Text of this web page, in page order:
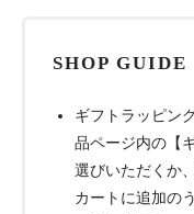
SHOP GUIDE
ギフトラッピン
品ページ内の【
選びいただくか
カートに追加の